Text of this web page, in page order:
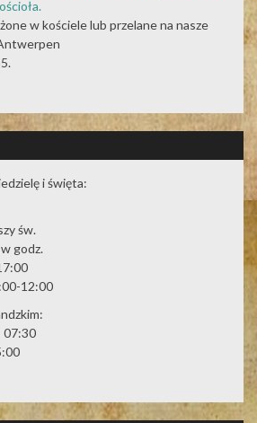
w kościele lub przelane na nasze
i święta:
św.
godz.
12:00
07:30